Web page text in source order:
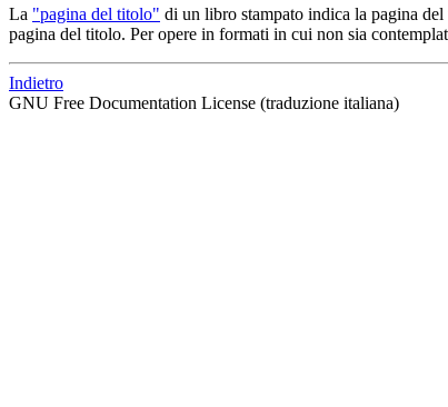
La "pagina del titolo" di un libro stampato indica la pagina
pagina del titolo. Per opere in formati in cui non sia
Indietro
GNU Free Documentation License (traduzione italiana)